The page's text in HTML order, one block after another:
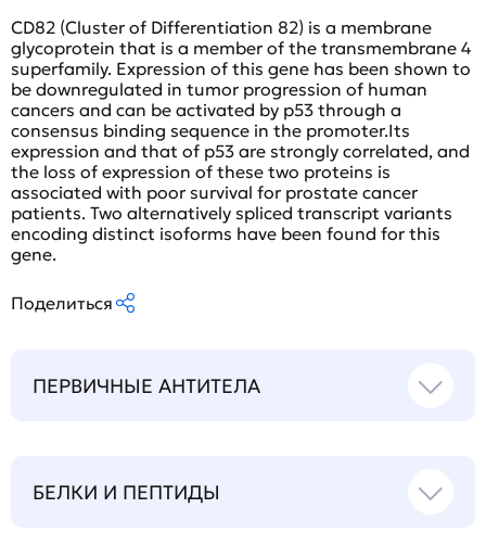
CD82 (Cluster of Differentiation 82) is a membrane
glycoprotein that is a member of the transmembrane 4
superfamily. Expression of this gene has been shown to
be downregulated in tumor progression of human
cancers and can be activated by p53 through a
consensus binding sequence in the promoter.Its
expression and that of p53 are strongly correlated, and
the loss of expression of these two proteins is
associated with poor survival for prostate cancer
patients. Two alternatively spliced transcript variants
encoding distinct isoforms have been found for this
gene.
Поделиться
ПЕРВИЧНЫЕ АНТИТЕЛА
БЕЛКИ И ПЕПТИДЫ